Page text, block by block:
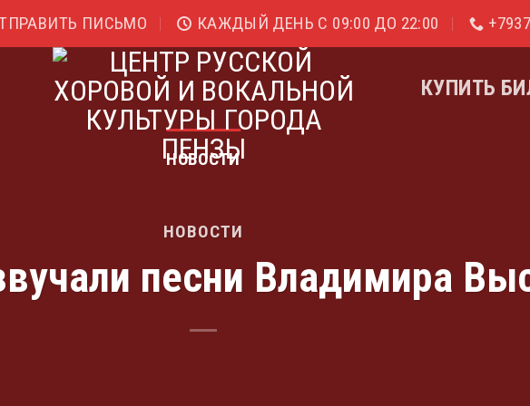
ПИСЬМО КАЖДЫЙ ДЕНЬ С 09:00 ДО 22:00
КУПИТЬ
НОВОСТИ
НОВОСТИ
песни Владимира